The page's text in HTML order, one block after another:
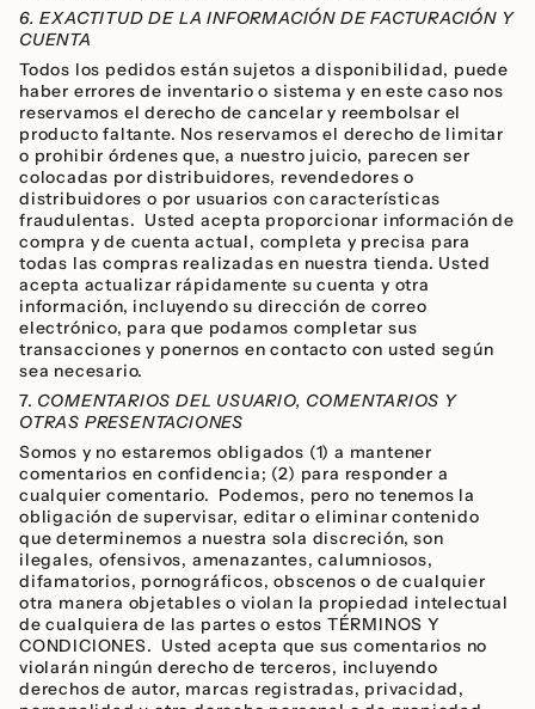
6. EXACTITUD DE LA INFORMACIÓN DE FACTURACIÓN Y
CUENTA
Todos los pedidos están sujetos a disponibilidad, puede
haber errores de inventario o sistema y en este caso nos
reservamos el derecho de cancelar y reembolsar el
producto faltante. Nos reservamos el derecho de limitar
o prohibir órdenes que, a nuestro juicio, parecen ser
colocadas por distribuidores, revendedores o
distribuidores o por usuarios con características
fraudulentas. Usted acepta proporcionar información de
compra y de cuenta actual, completa y precisa para
todas las compras realizadas en nuestra tienda. Usted
acepta actualizar rápidamente su cuenta y otra
información, incluyendo su dirección de correo
electrónico, para que podamos completar sus
transacciones y ponernos en contacto con usted según
sea necesario.
7. COMENTARIOS DEL USUARIO, COMENTARIOS Y
OTRAS PRESENTACIONES
Somos y no estaremos obligados (1) a mantener
comentarios en confidencia; (2) para responder a
cualquier comentario. Podemos, pero no tenemos la
obligación de supervisar, editar o eliminar contenido
que determinemos a nuestra sola discreción, son
ilegales, ofensivos, amenazantes, calumniosos,
difamatorios, pornográficos, obscenos o de cualquier
otra manera objetables o violan la propiedad intelectual
de cualquiera de las partes o estos TÉRMINOS Y
CONDICIONES. Usted acepta que sus comentarios no
violarán ningún derecho de terceros, incluyendo
derechos de autor, marcas registradas, privacidad,